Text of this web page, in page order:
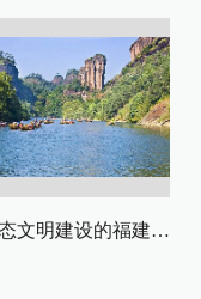
数字生态文明建设的福建路径与启示